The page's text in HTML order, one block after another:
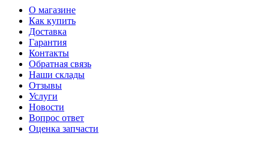
О магазине
Как купить
Доставка
Гарантия
Контакты
Обратная связь
Наши склады
Отзывы
Услуги
Новости
Вопрос ответ
Оценка запчасти